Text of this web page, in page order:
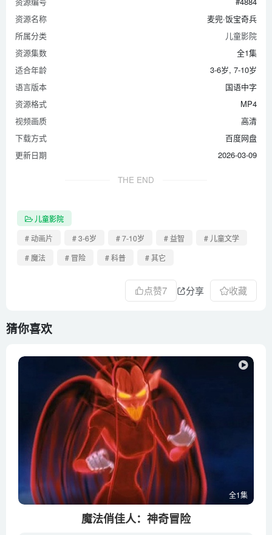
资源名称
麦兜·饭宝奇兵
所属分类
儿童影院
资源集数
全1集
适合年龄
3-6岁, 7-10岁
语言版本
国语中字
资源格式
MP4
视频画质
高清
下载方式
百度网盘
更新日期
2026-03-09
THE END
儿童影院
# 动画片
# 3-6岁 # 7-10岁 # 益智
# 儿童文学
# 魔法
# 冒险 # 科普 # 其它
点赞7 分享 收藏
猜你喜欢
全1集
魔法俏佳人：神奇冒险